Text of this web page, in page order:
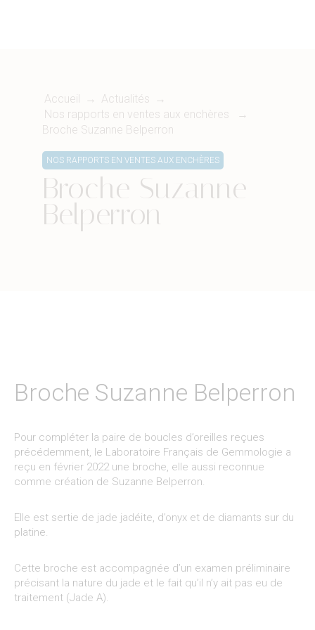
Accueil → Actualités
→
Nos rapports en ventes aux enchères
→
Broche Suzanne Belperron
NOS RAPPORTS EN VENTES AUX ENCHÈRES
Broche Suzanne
Belperron
Broche Suzanne Belperron
Pour compléter la paire de boucles d’oreilles reçues
précédemment, le Laboratoire Français de Gemmologie a
reçu en février 2022 une broche, elle aussi reconnue
comme création de Suzanne Belperron.
Elle est sertie de jade jadéite, d’onyx et de diamants sur du
platine.
Cette broche est accompagnée d’un examen préliminaire
précisant la nature du jade et le fait qu’il n’y ait pas eu de
traitement (Jade A).